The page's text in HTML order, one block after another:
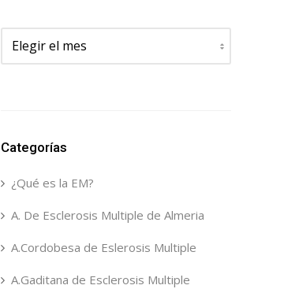
Archivos
Categorías
¿Qué es la EM?
A. De Esclerosis Multiple de Almeria
A.Cordobesa de Eslerosis Multiple
A.Gaditana de Esclerosis Multiple